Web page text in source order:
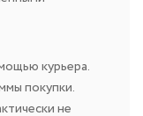
курьера.
покупки.
не